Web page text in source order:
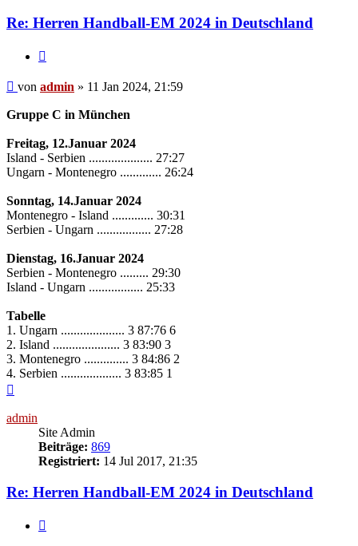
Re: Herren Handball-EM 2024 in Deutschland
Beitrag
von admin » 11 Jan 2024, 21:59
Gruppe C in München
Freitag, 12.Januar 2024
Island - Serbien .................... 27:27
Ungarn - Montenegro ............. 26:24
Sonntag, 14.Januar 2024
Montenegro - Island ............. 30:31
Serbien - Ungarn ................. 27:28
Dienstag, 16.Januar 2024
Serbien - Montenegro ......... 29:30
Island - Ungarn ................. 25:33
Tabelle
1. Ungarn .................... 3 87:76 6
2. Island ..................... 3 83:90 3
3. Montenegro .............. 3 84:86 2
4. Serbien ................... 3 83:85 1
admin
Site Admin
Beiträge: 869
Registriert: 14 Jul 2017, 21:35
Re: Herren Handball-EM 2024 in Deutschland